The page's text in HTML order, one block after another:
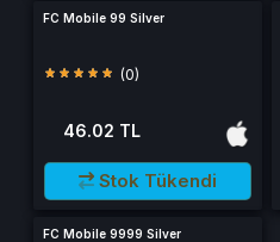
FC Mobile 99 Silver
(0)
46.02 TL
Stok Tükendi
FC Mobile 9999 Silver